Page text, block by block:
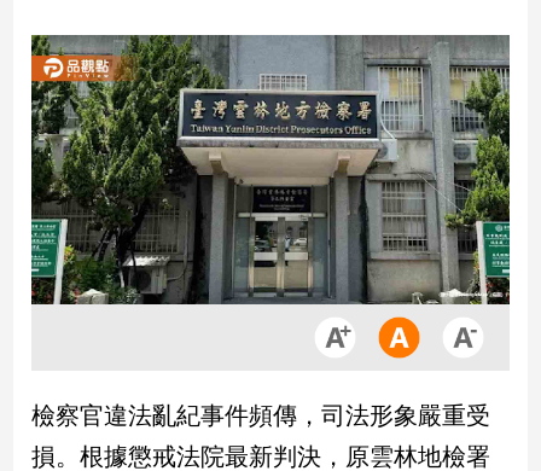
產
經/
股
市
房
地
產
品
政
治
檢察官違法亂紀事件頻傳，司法形象嚴重受
損。根據懲戒法院最新判決，原雲林地檢署